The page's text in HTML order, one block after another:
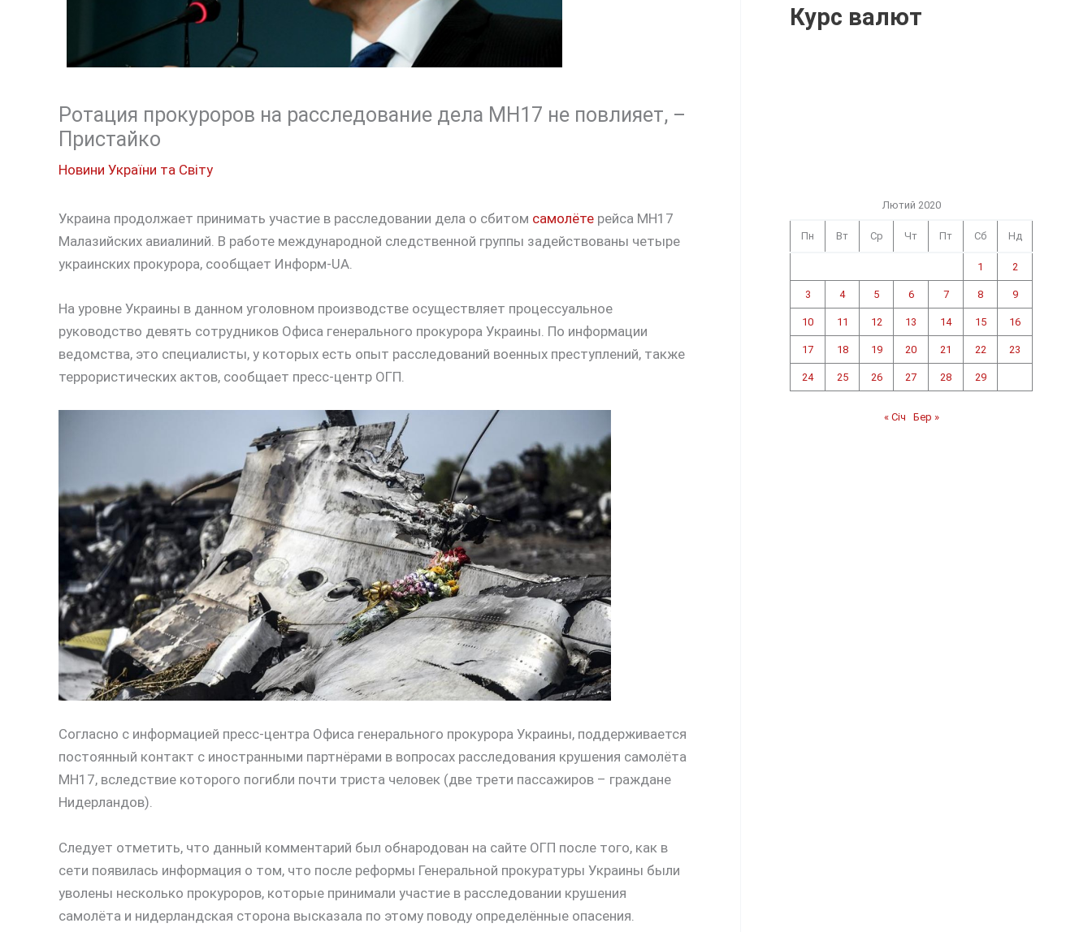
Ротация прокуроров на расследование дела МН17 не повлияет, –
Пристайко
Новини України та Світу
Украина продолжает принимать участие в расследовании дела о сбитом самолёте рейса МН17
Малазийских авиалиний. В работе международной следственной группы задействованы четыре
украинских прокурора, сообщает Информ-UA.
На уровне Украины в данном уголовном производстве осуществляет процессуальное
руководство девять сотрудников Офиса генерального прокурора Украины. По информации
ведомства, это специалисты, у которых есть опыт расследований военных преступлений, также
террористических актов, сообщает пресс-центр ОГП.
Согласно с информацией пресс-центра Офиса генерального прокурора Украины, поддерживается
постоянный контакт с иностранными партнёрами в вопросах расследования крушения самолёта
МН17, вследствие которого погибли почти триста человек (две трети пассажиров – граждане
Нидерландов).
Следует отметить, что данный комментарий был обнародован на сайте ОГП после того, как в
сети появилась информация о том, что после реформы Генеральной прокуратуры Украины были
уволены несколько прокуроров, которые принимали участие в расследовании крушения
самолёта и нидерландская сторона высказала по этому поводу определённые опасения.
Курс валют
Лютий 2020
Пн Вт Ср Чт Пт Сб Нд
1 2
3 4 5 6 7 8 9
10 11 12 13 14 15 16
17 18 19 20 21 22 23
24 25 26 27 28 29
« Січ Бер »